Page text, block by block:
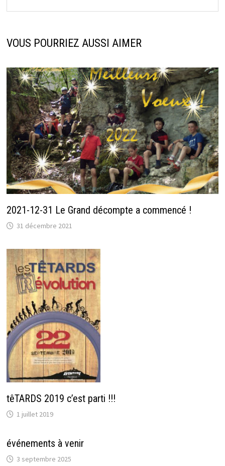
VOUS POURRIEZ AUSSI AIMER
2021-12-31 Le Grand décompte a commencé !
31 décembre 2021
têTARDS 2019 c’est parti !!!
1 juillet 2019
événements à venir
3 septembre 2025